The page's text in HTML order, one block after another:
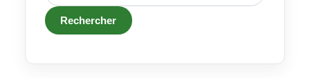
Rechercher